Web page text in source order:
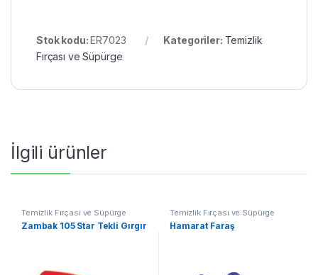
Stok kodu:ER7023 Kategoriler: Temizlik
Fırçası ve Süpürge
İlgili ürünler
Temizlik Fırçası ve Süpürge
Zambak 105 Star Tekli Gırgır
Temizlik Fırçası ve Süpürge
Hamarat Faraş